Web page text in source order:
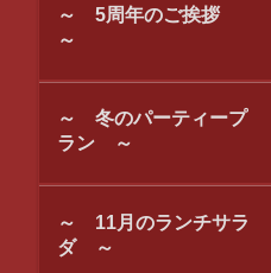
～ 5周年のご挨拶
～
～ 冬のパーティープ
ラン ～
～ 11月のランチサラ
ダ ～